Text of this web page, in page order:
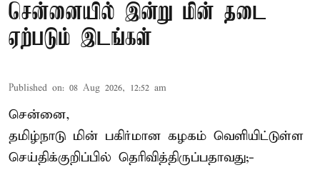
சென்னையில் இன்று மின் தடை
ஏற்படும் இடங்கள்
Published on: 08 Aug 2026, 12:52 am
சென்னை,
தமிழ்நாடு மின் பகிர்மான கழகம் வெளியிட்டுள்ள
செய்திக்குறிப்பில் தெரிவித்திருப்பதாவது;-